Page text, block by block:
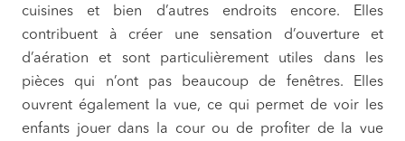
cuisines et bien d’autres endroits encore. Elles
contribuent à créer une sensation d’ouverture et
d’aération et sont particulièrement utiles dans les
pièces qui n’ont pas beaucoup de fenêtres. Elles
ouvrent également la vue, ce qui permet de voir les
enfants jouer dans la cour ou de profiter de la vue